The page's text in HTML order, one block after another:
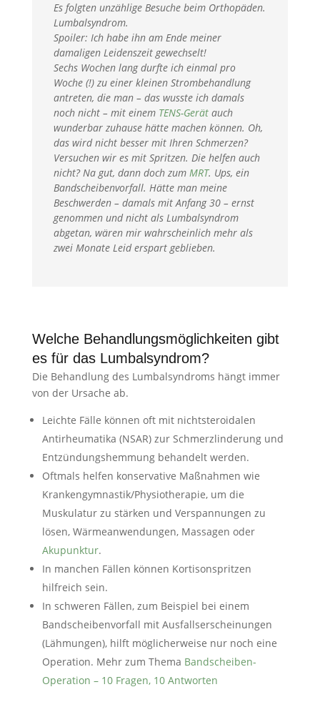
Es folgten unzählige Besuche beim Orthopäden.
Lumbalsyndrom.
Spoiler: Ich habe ihn am Ende meiner
damaligen Leidenszeit gewechselt!
Sechs Wochen lang durfte ich einmal pro
Woche (!) zu einer kleinen Strombehandlung
antreten, die man – das wusste ich damals
noch nicht – mit einem TENS-Gerätauch
wunderbar zuhause hätte machen können. Oh,
das wird nicht besser mit Ihren Schmerzen?
Versuchen wir es mit Spritzen. Die helfen auch
nicht? Na gut, dann doch zum MRT. Ups, ein
Bandscheibenvorfall. Hätte man meine
Beschwerden – damals mit Anfang 30 – ernst
genommen und nicht als Lumbalsyndrom
abgetan, wären mir wahrscheinlich mehr als
zwei Monate Leid erspart geblieben.
Welche Behandlungsmöglichkeiten gibt
es für das Lumbalsyndrom?
Die Behandlung des Lumbalsyndroms hängt immer
von der Ursache ab.
Leichte Fälle können oft mit nichtsteroidalen
Antirheumatika (NSAR) zur Schmerzlinderung und
Entzündungshemmung behandelt werden.
Oftmals helfen konservative Maßnahmen wie
Krankengymnastik/Physiotherapie, um die
Muskulatur zu stärken und Verspannungen zu
lösen, Wärmeanwendungen, Massagen oder
Akupunktur.
In manchen Fällen können Kortisonspritzen
hilfreich sein.
In schweren Fällen, zum Beispiel bei einem
Bandscheibenvorfall mit Ausfallserscheinungen
(Lähmungen), hilft möglicherweise nur noch eine
Operation. Mehr zum Thema Bandscheiben-
Operation – 10 Fragen, 10 Antworten